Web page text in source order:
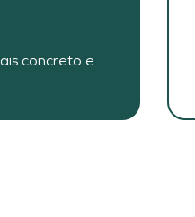
concreto e